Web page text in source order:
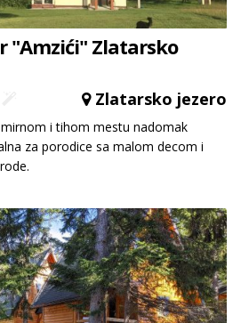
"Amzići" Zlatarsko
Zlatarsko jezero
mirnom i tihom mestu nadomak
za porodice sa malom decom i